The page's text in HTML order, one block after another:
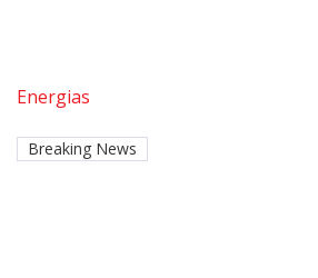
Energias
Breaking News